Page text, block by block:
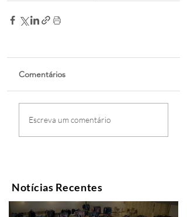
Comentários
Escreva um comentário
Notícias Recentes